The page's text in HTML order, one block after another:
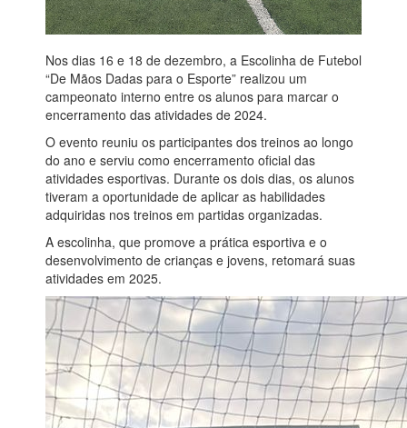
Nos dias 16 e 18 de dezembro, a Escolinha de Futebol
“De Mãos Dadas para o Esporte” realizou um
campeonato interno entre os alunos para marcar o
encerramento das atividades de 2024.
O evento reuniu os participantes dos treinos ao longo
do ano e serviu como encerramento oficial das
atividades esportivas. Durante os dois dias, os alunos
tiveram a oportunidade de aplicar as habilidades
adquiridas nos treinos em partidas organizadas.
A escolinha, que promove a prática esportiva e o
desenvolvimento de crianças e jovens, retomará suas
atividades em 2025.